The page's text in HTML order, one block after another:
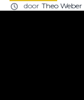
door Theo Weber